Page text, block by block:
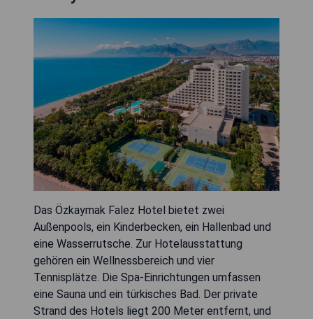
Das Özkaymak Falez Hotel bietet zwei
Außenpools, ein Kinderbecken, ein Hallenbad und
eine Wasserrutsche. Zur Hotelausstattung
gehören ein Wellnessbereich und vier
Tennisplätze. Die Spa-Einrichtungen umfassen
eine Sauna und ein türkisches Bad. Der private
Strand des Hotels liegt 200 Meter entfernt, und